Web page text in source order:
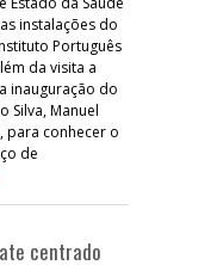
instalações do
Português
da visita a
inauguração do
Silva, Manuel
para conhecer o
de
centrado